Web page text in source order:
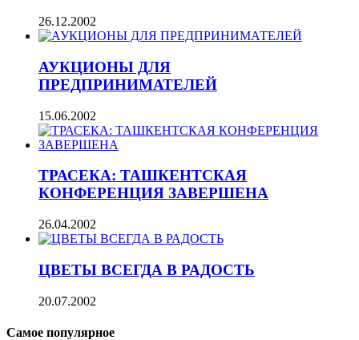
26.12.2002
АУКЦИОНЫ ДЛЯ
ПРЕДПРИНИМАТЕЛЕЙ
15.06.2002
ТРАСЕКА: ТАШКЕНТСКАЯ
КОНФЕРЕНЦИЯ ЗАВЕРШЕНА
26.04.2002
ЦВЕТЫ ВСЕГДА В РАДОСТЬ
20.07.2002
Самое популярное